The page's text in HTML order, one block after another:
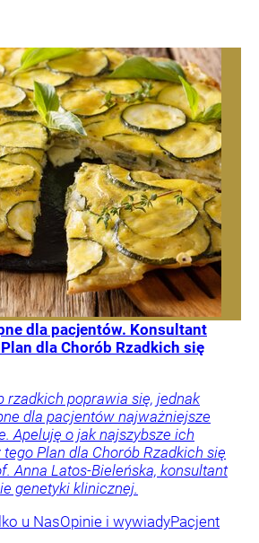
dla pacjentów. Konsultant
dla Chorób Rzadkich się
rzadkich poprawia się, jednak
dla pacjentów najważniejsze
Apeluję o jak najszybsze ich
Plan dla Chorób Rzadkich się
Anna Latos-Bieleńska, konsultant
genetyki klinicznej.
u NasOpinie i wywiadyPacjent